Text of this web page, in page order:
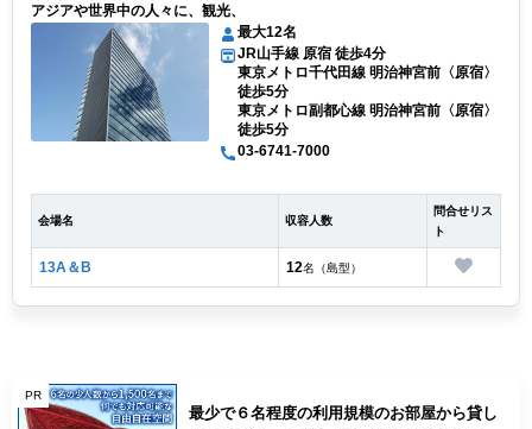
アジアや世界中の人々に、観光、
最大12名
JR山手線 原宿 徒歩4分
東京メトロ千代田線 明治神宮前〈原宿〉
徒歩5分
東京メトロ副都心線 明治神宮前〈原宿〉
徒歩5分
03-6741-7000
会場名 収容人数
問合せリス
ト
13A＆B 12名（島型）
PR
最少で６名程度の利用規模のお部屋から貸し